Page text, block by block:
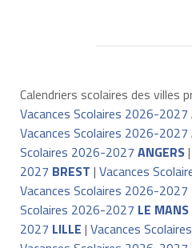
Calendriers scolaires des villes
Vacances Scolaires 2026-2027
Vacances Scolaires 2026-2027
Scolaires 2026-2027 ANGERS|
2027 BREST | Vacances
Vacances Scolaires 2026-2027
Scolaires 2026-2027 LE MANS
2027 LILLE | Vacances